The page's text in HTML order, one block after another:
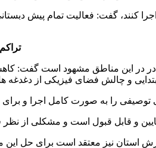
کنند، گفت: فعالیت تمام پیش
در در این مناطق مشهود است گفت:
استان نیز معتقد است برای حل